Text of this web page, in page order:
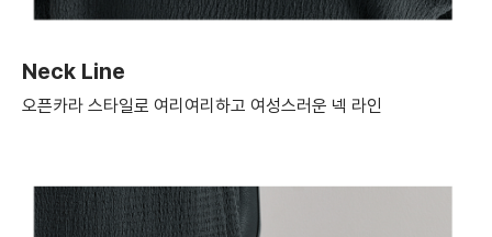
Neck Line
오픈카라 스타일로 여리여리하고 여성스러운 넥 라인